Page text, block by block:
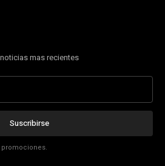
mas recientes
Suscribirse